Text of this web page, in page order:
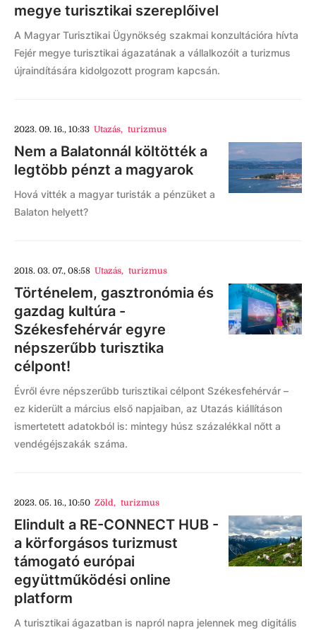
megye turisztikai szereplőivel
A Magyar Turisztikai Ügynökség szakmai konzultációra hívta
Fejér megye turisztikai ágazatának a vállalkozóit a turizmus
újraindítására kidolgozott program kapcsán.
2023. 09. 16., 10:33 Utazás, turizmus
Nem a Balatonnál költötték a
legtöbb pénzt a magyarok
Hová vitték a magyar turisták a pénzüket a
Balaton helyett?
2018. 03. 07., 08:58 Utazás, turizmus
Történelem, gasztronómia és
gazdag kultúra -
Székesfehérvár egyre
népszerűbb turisztika
célpont!
Évről évre népszerűbb turisztikai célpont Székesfehérvár –
ez kiderült a március első napjaiban, az Utazás kiállításon
ismertetett adatokból is: mintegy húsz százalékkal nőtt a
vendégéjszakák száma.
2023. 05. 16., 10:50 Zöld, turizmus
Elindult a RE-CONNECT HUB -
a körforgásos turizmust
támogató európai
együttműködési online
platform
A turisztikai ágazatban is napról napra jelennek meg digitális